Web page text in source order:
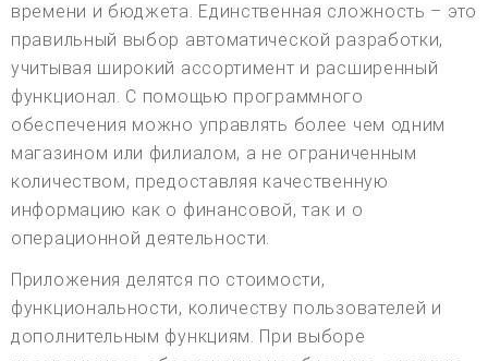
времени и бюджета. Единственная сложность – это
правильный выбор автоматической разработки,
учитывая широкий ассортимент и расширенный
функционал. С помощью программного
обеспечения можно управлять более чем одним
магазином или филиалом, а не ограниченным
количеством, предоставляя качественную
информацию как о финансовой, так и о
операционной деятельности.
Приложения делятся по стоимости,
функциональности, количеству пользователей и
дополнительным функциям. При выборе